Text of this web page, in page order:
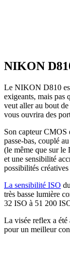
NIKON
Le NIKON D810
exigeants, mais pas
veut aller au bout
vous ouvrira des
Son capteur
passe-bas, couplé
(le même que sur le
et une sensibilité
possibilités
La sensibilité ISO
très basse lumière
32 ISO à 51 200
La visée reflex a
pour un meilleur